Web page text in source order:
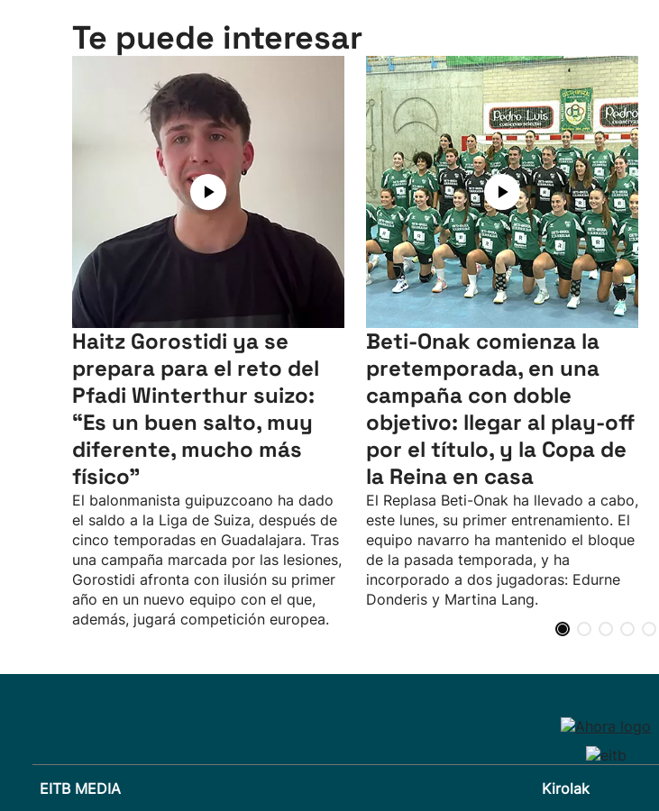
Te puede interesar
Haitz Gorostidi ya se
prepara para el reto del
Pfadi Winterthur suizo:
“Es un buen salto, muy
diferente, mucho más
físico”
El balonmanista guipuzcoano ha dado
el saldo a la Liga de Suiza, después de
cinco temporadas en Guadalajara. Tras
una campaña marcada por las lesiones,
Gorostidi afronta con ilusión su primer
año en un nuevo equipo con el que,
además, jugará competición europea.
Beti-Onak comienza la
pretemporada, en una
campaña con doble
objetivo: llegar al play-off
por el título, y la Copa de
la Reina en casa
El Replasa Beti-Onak ha llevado a cabo,
este lunes, su primer entrenamiento. El
equipo navarro ha mantenido el bloque
de la pasada temporada, y ha
incorporado a dos jugadoras: Edurne
Donderis y Martina Lang.
EITB MEDIA Kirolak